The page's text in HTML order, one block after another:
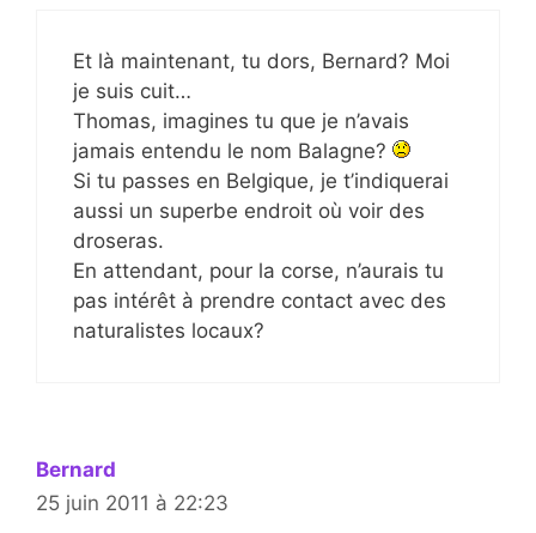
Et là maintenant, tu dors, Bernard? Moi
je suis cuit…
Thomas, imagines tu que je n’avais
jamais entendu le nom Balagne?
Si tu passes en Belgique, je t’indiquerai
aussi un superbe endroit où voir des
droseras.
En attendant, pour la corse, n’aurais tu
pas intérêt à prendre contact avec des
naturalistes locaux?
Bernard
25 juin 2011 à 22:23